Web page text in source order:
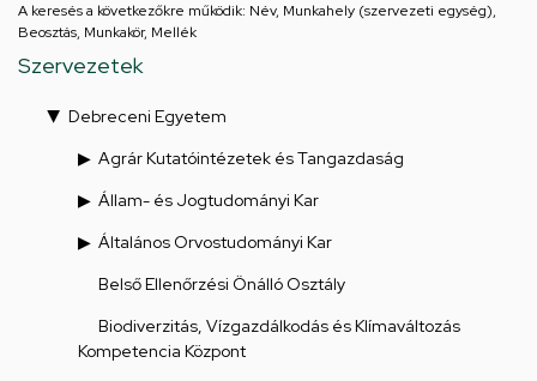
A keresés a következőkre működik: Név, Munkahely (szervezeti egység),
Beosztás, Munkakör, Mellék
Szervezetek
Debreceni Egyetem
Agrár Kutatóintézetek és Tangazdaság
Állam- és Jogtudományi Kar
Általános Orvostudományi Kar
Belső Ellenőrzési Önálló Osztály
Biodiverzitás, Vízgazdálkodás és Klímaváltozás
Kompetencia Központ